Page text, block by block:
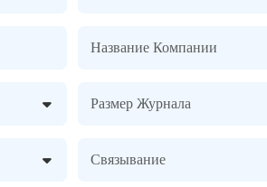
Название Компании
Размер Журнала
Связывание